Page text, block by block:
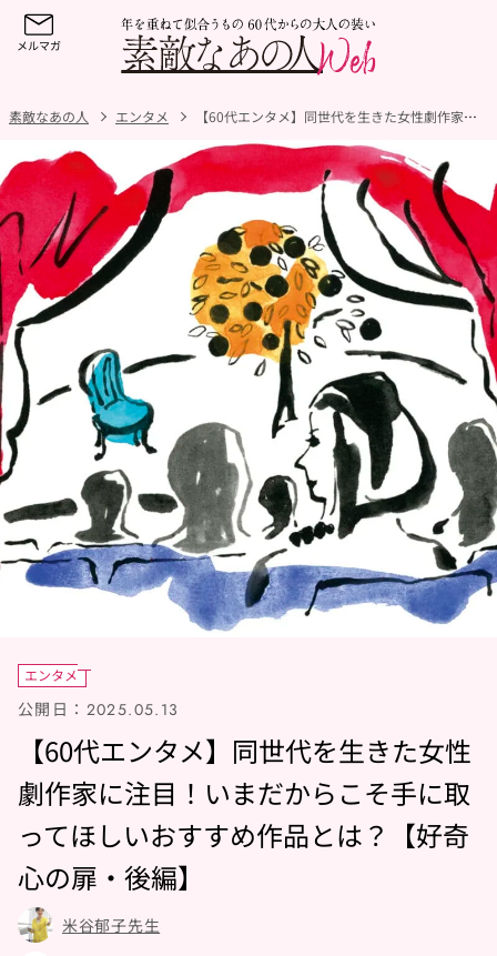
素敵なあの人 エンタメ 【60代エンタメ】同世代を生きた女性劇作家に注目！いまだからこそ手に取ってほしいおすすめ作品とは？【好奇心の扉・後編】
エンタメ
公開日： 2025.05.13
【60代エンタメ】同世代を生きた女性
劇作家に注目！いまだからこそ手に取
ってほしいおすすめ作品とは？【好奇
心の扉・後編】
米谷郁子先生